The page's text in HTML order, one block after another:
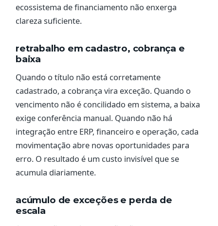
ecossistema de financiamento não enxerga
clareza suficiente.
retrabalho em cadastro, cobrança e
baixa
Quando o título não está corretamente
cadastrado, a cobrança vira exceção. Quando o
vencimento não é concilidado em sistema, a baixa
exige conferência manual. Quando não há
integração entre ERP, financeiro e operação, cada
movimentação abre novas oportunidades para
erro. O resultado é um custo invisível que se
acumula diariamente.
acúmulo de exceções e perda de
escala